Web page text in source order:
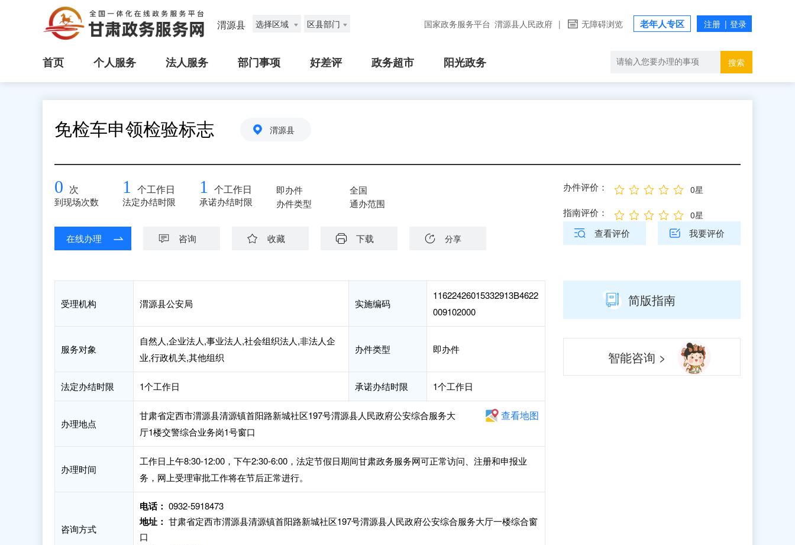
渭源县 选择区域 区县部门 国家政务服务平台 渭源县人民政府 | 无障碍浏览 老年人专区
首页 个人服务 法人服务 部门事项 好差评 政务超市 阳光政务 搜索
免检车申领检验标志 渭源县
0 次
到现场次数
1 个工作日
法定办结时限
1 个工作日
承诺办结时限
即办件
办件类型
全国
通办范围
在线办理 咨询 收藏 下载 分享
办件评价： 0星
指南评价： 0星
查看评价 我要评价
受理机构 渭源县公安局 实施编码
11622426015332913B4622
009102000
服务对象
自然人,企业法人,事业法人,社会组织法人,非法人企
业,行政机关,其他组织
办件类型 即办件
法定办结时限 1个工作日 承诺办结时限 1个工作日
办理地点
甘肃省定西市渭源县清源镇首阳路新城社区197号渭源县人民政府公安综合服务大
厅1楼交警综合业务岗1号窗口
查看地图
办理时间
工作日上午8:30-12:00，下午2:30-6:00，法定节假日期间甘肃政务服务网可正常访问、注册和申报业
务，网上受理审批工作将在节后正常进行。
咨询方式
电话： 0932-5918473
地址： 甘肃省定西市渭源县清源镇首阳路新城社区197号渭源县人民政府公安综合服务大厅一楼综合窗
口
简版指南
智能咨询 >